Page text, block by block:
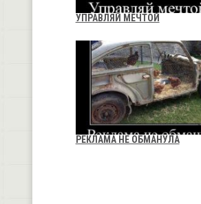
УПРАВЛЯЙ МЕЧТОЙ
РЕКЛАМА НЕ ОБМАНУЛА